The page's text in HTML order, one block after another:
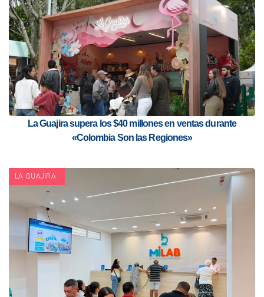
La Guajira supera los $40 millones en ventas durante
«Colombia Son las Regiones»
LA GUAJIRA